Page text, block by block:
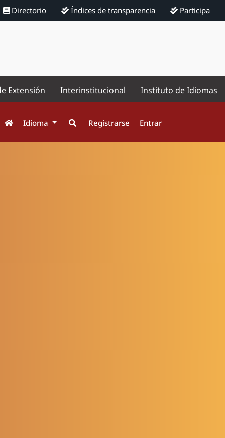
Directorio Índices de transparencia Participa
Extensión Interinstitucional Instituto de Idiomas
Idioma Registrarse Entrar